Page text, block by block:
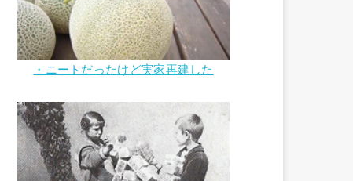
・ニートだったけど実家再建した